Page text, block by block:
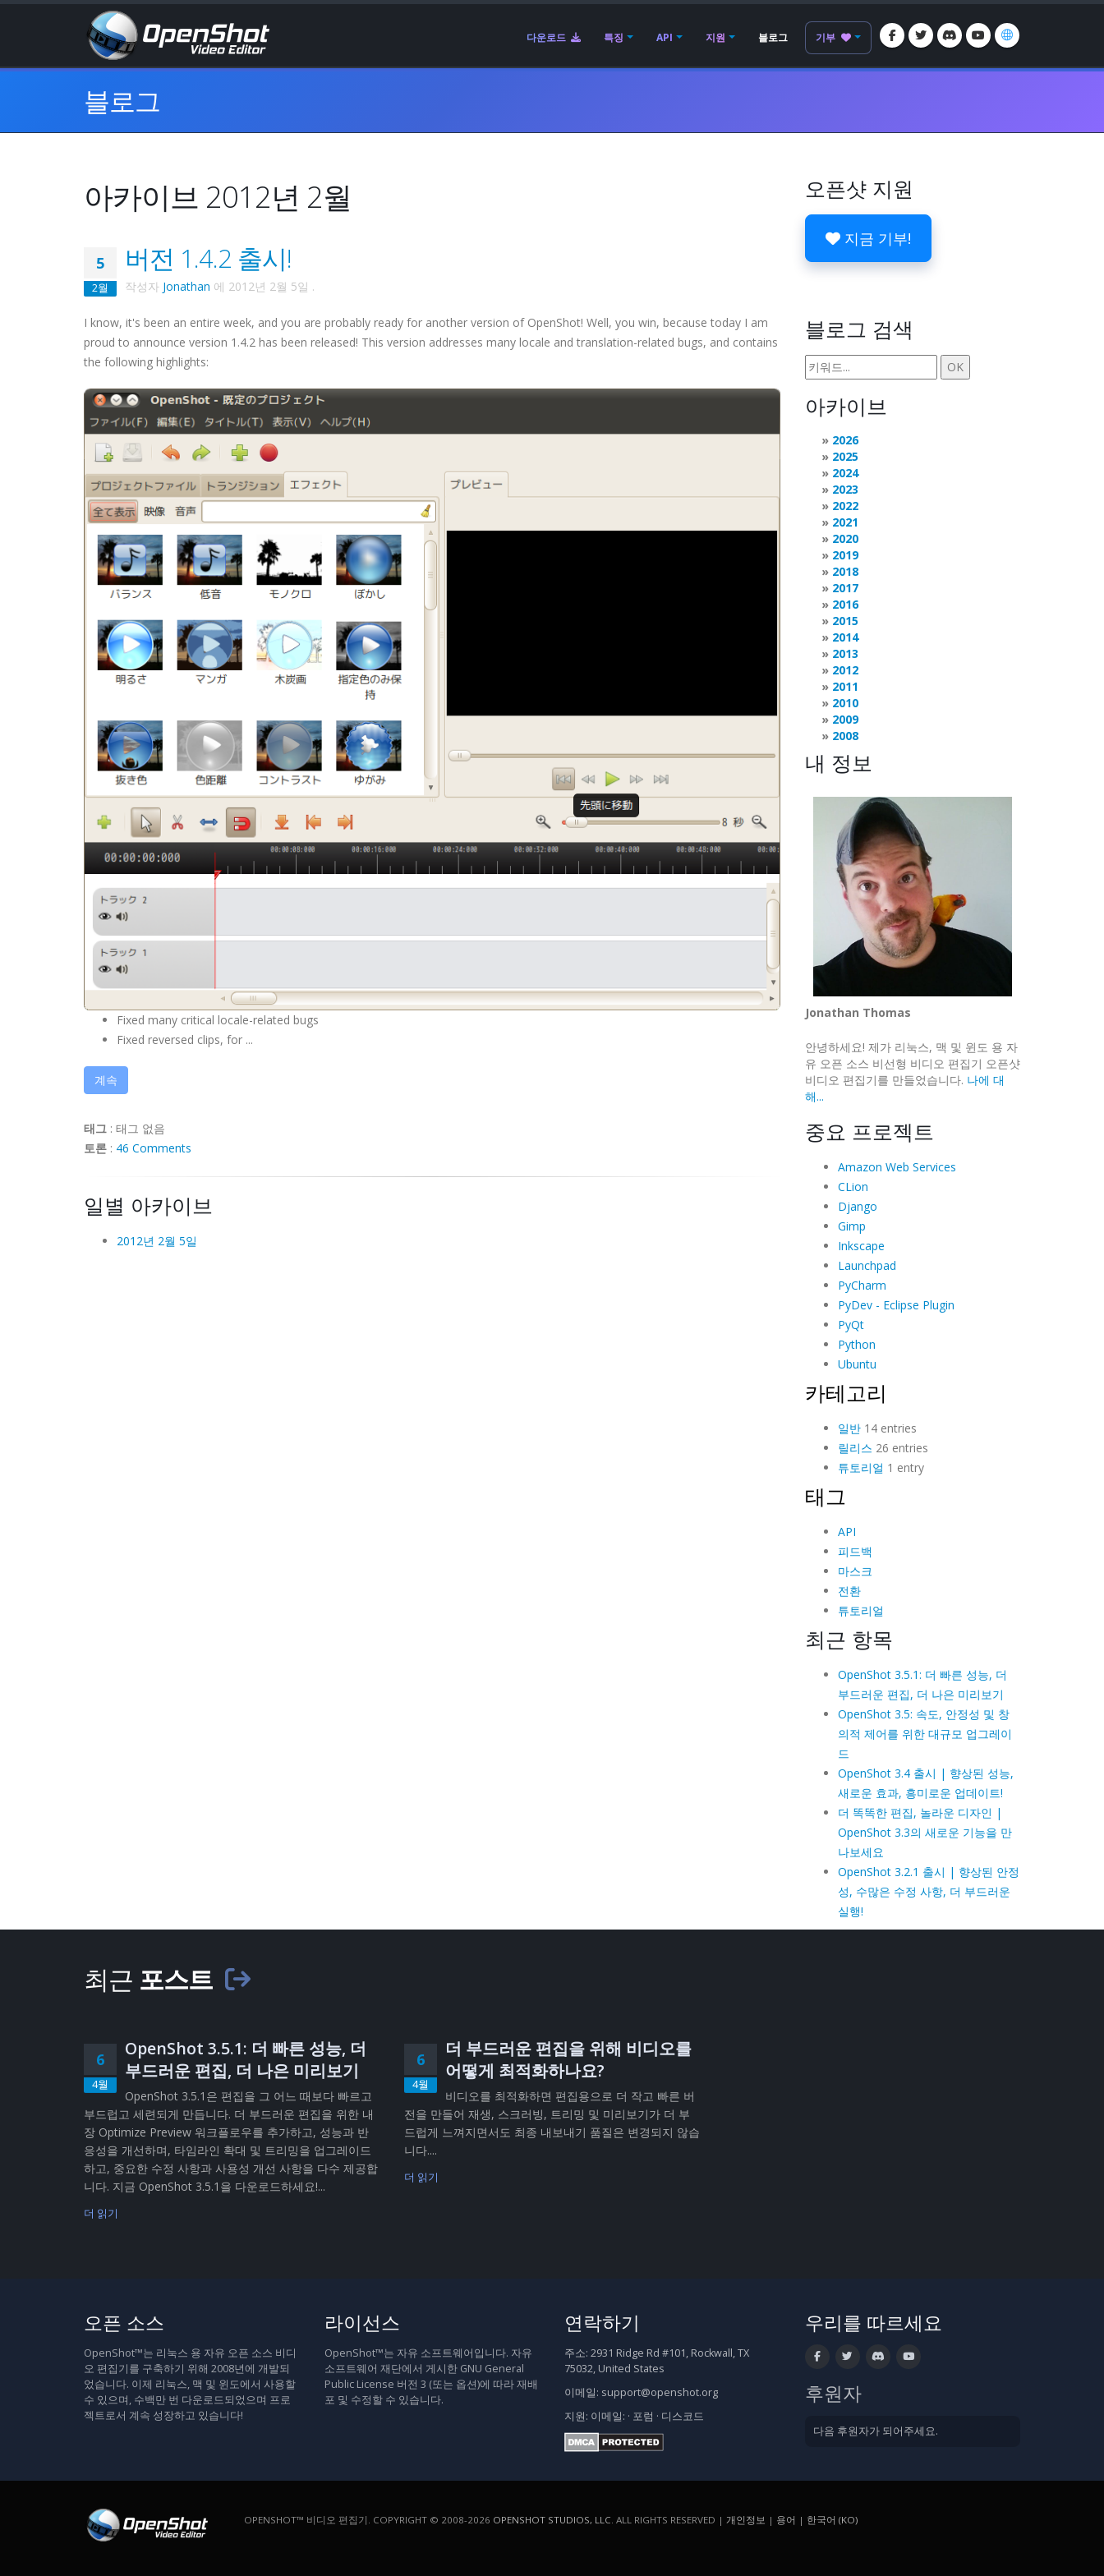
다운로드 특징 API 지원 블로그 기부
블로그
아카이브 2012년 2월
5
2월
버전 1.4.2 출시!
작성자 Jonathan 에 2012년 2월 5일 .
I know, it's been an entire week, and you are probably ready for another version of OpenShot! Well, you win, because today I am
proud to announce version 1.4.2 has been released! This version addresses many locale and translation-related bugs, and contains
the following highlights:
Fixed many critical locale-related bugs
Fixed reversed clips, for ...
계속
태그 : 태그 없음
토론 : 46 Comments
일별 아카이브
2012년 2월 5일
오픈샷 지원
지금 기부!
블로그 검색
아카이브
2026
2025
2024
2023
2022
2021
2020
2019
2018
2017
2016
2015
2014
2013
2012
2011
2010
2009
2008
내 정보
Jonathan Thomas
안녕하세요! 제가 리눅스, 맥 및 윈도 용 자
유 오픈 소스 비선형 비디오 편집기 오픈샷
비디오 편집기를 만들었습니다. 나에 대
해...
중요 프로젝트
Amazon Web Services
CLion
Django
Gimp
Inkscape
Launchpad
PyCharm
PyDev - Eclipse Plugin
PyQt
Python
Ubuntu
카테고리
일반14 entries
릴리스 26 entries
튜토리얼 1 entry
태그
API
피드백
마스크
전환
튜토리얼
최근 항목
OpenShot 3.5.1: 더 빠른 성능, 더
부드러운 편집, 더 나은 미리보기
OpenShot 3.5: 속도, 안정성 및 창
의적 제어를 위한 대규모 업그레이
드
OpenShot 3.4 출시 | 향상된 성능,
새로운 효과, 흥미로운 업데이트!
더 똑똑한 편집, 놀라운 디자인 |
OpenShot 3.3의 새로운 기능을 만
나보세요
OpenShot 3.2.1 출시 | 향상된 안정
성, 수많은 수정 사항, 더 부드러운
실행!
최근 포스트
6
4월
OpenShot 3.5.1: 더 빠른 성능, 더
부드러운 편집, 더 나은 미리보기
OpenShot 3.5.1은 편집을 그 어느 때보다 빠르고
부드럽고 세련되게 만듭니다. 더 부드러운 편집을 위한 내
장 Optimize Preview 워크플로우를 추가하고, 성능과 반
응성을 개선하며, 타임라인 확대 및 트리밍을 업그레이드
하고, 중요한 수정 사항과 사용성 개선 사항을 다수 제공합
니다. 지금 OpenShot 3.5.1을 다운로드하세요!...
더 읽기
6
4월
더 부드러운 편집을 위해 비디오를
어떻게 최적화하나요?
비디오를 최적화하면 편집용으로 더 작고 빠른 버
전을 만들어 재생, 스크러빙, 트리밍 및 미리보기가 더 부
드럽게 느껴지면서도 최종 내보내기 품질은 변경되지 않습
니다....
더 읽기
오픈 소스
OpenShot™는 리눅스 용 자유 오픈 소스 비디
오 편집기를 구축하기 위해 2008년에 개발되
었습니다. 이제 리눅스, 맥 및 윈도에서 사용할
수 있으며, 수백만 번 다운로드되었으며 프로
젝트로서 계속 성장하고 있습니다!
라이선스
OpenShot™는 자유 소프트웨어입니다. 자유
소프트웨어 재단에서 게시한 GNU General
Public License 버전 3 (또는 옵션)에 따라 재배
포 및 수정할 수 있습니다.
연락하기
주소: 2931 Ridge Rd #101, Rockwall, TX
75032, United States
이메일: support@openshot.org
지원: 이메일: · 포럼 · 디스코드
우리를 따르세요
후원자
다음 후원자가 되어주세요.
OPENSHOT™ 비디오 편집기. COPYRIGHT © 2008-2026 OPENSHOT STUDIOS, LLC. ALL RIGHTS RESERVED | 개인정보 | 용어 | 한국어 (KO)